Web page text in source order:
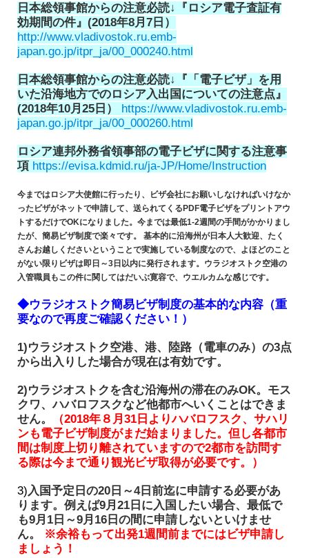
日本総領事館からの注意必読↓『ロシア電子査証有
効期間の件』(2018年8月7日）
http://www.vladivostok.ru.emb-
japan.go.jp/itpr_ja/00_000240.html
日本総領事館からの注意必読↓『「電子ビザ」を用
いた沿海地方でのロシア入出国についての注意点』
(2018年10月25日）
https://www.vladivostok.ru.emb-
japan.go.jp/itpr_ja/00_000260.html
ロシア連邦外務省領事部の電子ビザに関する注意事
項 https://evisa.kdmid.ru/ja-JP/Home/Instruction
今まではロシア大使館に行ったり、ビザ会社にお願いしなければいけなか
ったビザがネットで申請して、送られてくるPDF電子ビザをプリントアウ
トするだけでOKになりました。今までは最低1-2週間の手間がかかりまし
たが、簡易ビザ制度で楽々です。 基本的に沿海州が日本人大歓迎、たく
さんお越しくださいということで実施している制度なので、よほどのこと
がない限りビザは即日～3日以内に発行されます。ウラジオストク空港の
入管職員もこの件に関してはだいぶ寛容で、ウエルカムな感じです。
◆ウラジオストク簡易ビザ制度の基本的な内容（重
要なので再度ご確認ください！）
1)ウラジオストク空港、港、陸路（電車のみ）の3点
から出入りした場合が現在は有効です。
2)ウラジオストクを含む沿海州の滞在のみOK。モス
クワ、ハバロフスクなど他都市へいくことはできま
せん。
（2018年８月31日よりハバロフスク、サハリ
ンも電子ビザ制度がまだ始まりました。但し各都市
間は制度上切り離されていますので2都市を訪問す
る際は今まで通り観光ビザ取得が必要です。）
3) 入国予定日の20日～4日前迄に申請する必要があ
ります。例えば9月21日に入国したい場合、最低で
も9月1日～9月16日の間に申請しないといけませ
ん。
※余裕もって出発1週間前までにはビザ申請し
ましょう！